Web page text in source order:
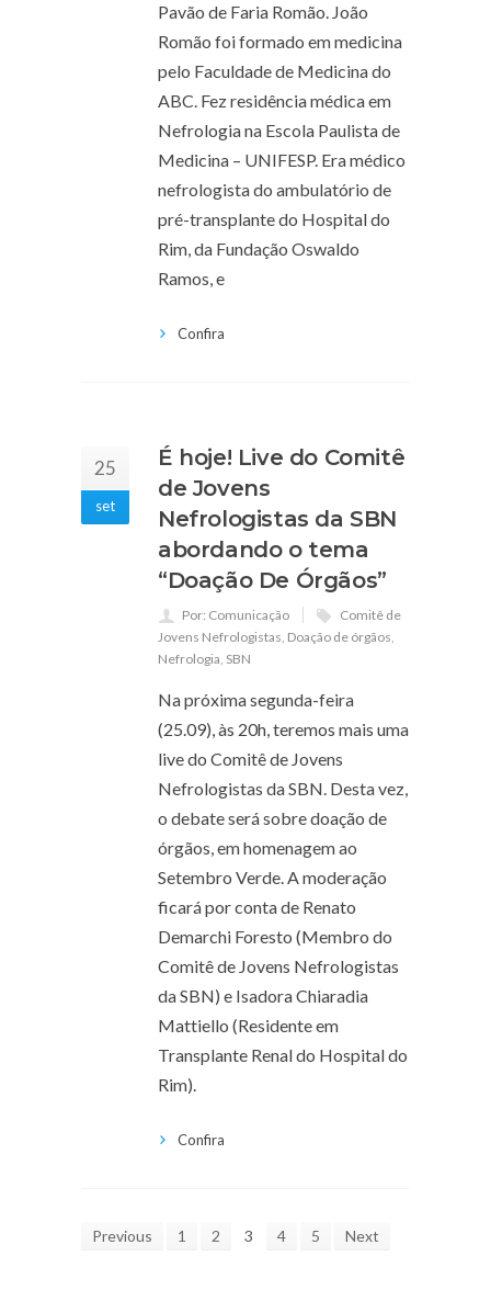
Pavão de Faria Romão. João
Romão foi formado em medicina
pelo Faculdade de Medicina do
ABC. Fez residência médica em
Nefrologia na Escola Paulista de
Medicina – UNIFESP. Era médico
nefrologista do ambulatório de
pré-transplante do Hospital do
Rim, da Fundação Oswaldo
Ramos, e
Confira
25
set
É hoje! Live do Comitê
de Jovens
Nefrologistas da SBN
abordando o tema
“Doação De Órgãos”
Por: Comunicação
Comitê de
Jovens Nefrologistas, Doação de órgãos,
Nefrologia, SBN
Na próxima segunda-feira
(25.09), às 20h, teremos mais uma
live do Comitê de Jovens
Nefrologistas da SBN. Desta vez,
o debate será sobre doação de
órgãos, em homenagem ao
Setembro Verde. A moderação
ficará por conta de Renato
Demarchi Foresto (Membro do
Comitê de Jovens Nefrologistas
da SBN) e Isadora Chiaradia
Mattiello (Residente em
Transplante Renal do Hospital do
Rim).
Confira
Previous 1 2 3 4 5 Next